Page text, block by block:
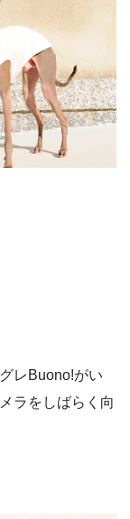
レBuono!がい
ラをしばらく向